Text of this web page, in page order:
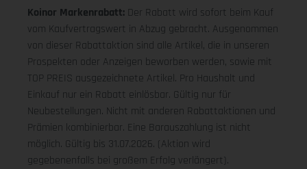
Koinor Markenrabatt: Der Rabatt wird sofort beim Kauf
vom Kaufvertragswert in Abzug gebracht. Ausgenommen
von dieser Rabattaktion sind alle Artikel, die in unseren
Prospekten oder Anzeigen beworben werden, sowie mit
TOP PREIS ausgezeichnete Artikel. Pro Haushalt und
Einkauf nur ein Rabatt einlösbar. Gültig nur für
Neubestellungen. Nicht mit anderen Rabattaktionen und
Prämien kombinierbar. Eine Barauszahlung ist nicht
möglich. Gültig bis 31.07.2026. (Aktion wird
gegebenenfalls bei großem Erfolg verlängert).